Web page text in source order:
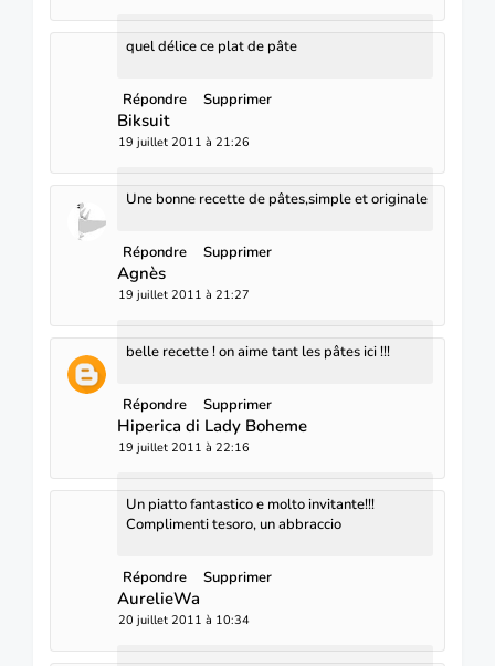
quel délice ce plat de pâte
Répondre Supprimer
Biksuit
19 juillet 2011 à 21:26
Une bonne recette de pâtes,simple et originale
Répondre Supprimer
Agnès
19 juillet 2011 à 21:27
belle recette ! on aime tant les pâtes ici !!!
Répondre Supprimer
Hiperica di Lady Boheme
19 juillet 2011 à 22:16
Un piatto fantastico e molto invitante!!!
Complimenti tesoro, un abbraccio
Répondre Supprimer
AurelieWa
20 juillet 2011 à 10:34